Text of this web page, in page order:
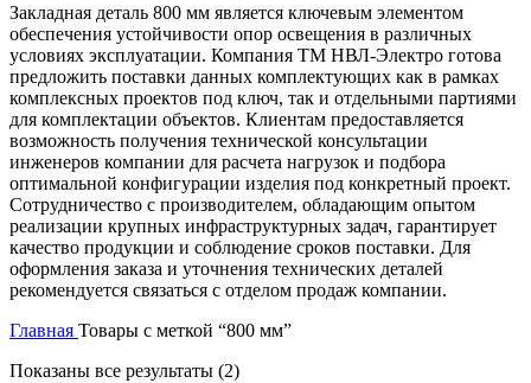
Закладная деталь 800 мм является ключевым элементом
обеспечения устойчивости опор освещения в различных
условиях эксплуатации. Компания ТМ НВЛ-Электро готова
предложить поставки данных комплектующих как в рамках
комплексных проектов под ключ, так и отдельными партиями
для комплектации объектов. Клиентам предоставляется
возможность получения технической консультации
инженеров компании для расчета нагрузок и подбора
оптимальной конфигурации изделия под конкретный проект.
Сотрудничество с производителем, обладающим опытом
реализации крупных инфраструктурных задач, гарантирует
качество продукции и соблюдение сроков поставки. Для
оформления заказа и уточнения технических деталей
рекомендуется связаться с отделом продаж компании.
Главная Товары с меткой “800 мм”
Показаны все результаты (2)